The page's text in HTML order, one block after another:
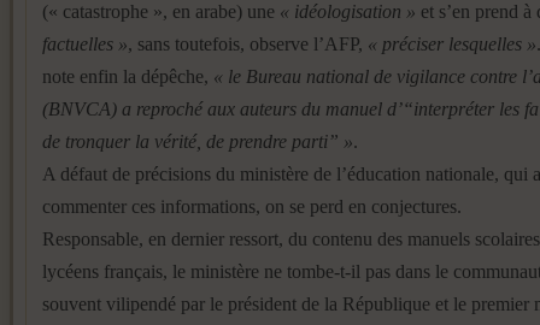
(« catastrophe », en arabe) une « idéologisation » et s’en prend à
factuelles », sans toutefois, observe l’AFP, « préciser lesquelles »
note enfin la dépêche, « le Bureau national de vigilance contre
(BNVCA) a reproché aux auteurs du manuel d’“interpréter les
de tronquer la vérité, de prendre parti” ».
A défaut de précisions du ministère de l’éducation nationale, qui
commenter ces informations, on se perd en conjectures.
Responsable, en dernier ressort, du contenu des manuels
lycéens français, le ministère ne tombe-t-il pas dans le
souvent vilipendé par le président de la République et le premier